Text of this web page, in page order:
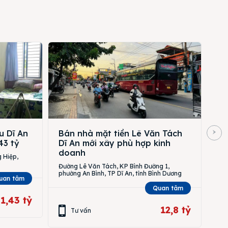
Dĩ An
tỷ
Hiệp,
tâm
1,43 tỷ
Bán nhà mặt tiền Lê Văn Tách
Dĩ An mới xây phù hợp kinh
doanh
Đường Lê Văn Tách, KP Bình Đường 1,
phường An Bình, TP Dĩ An, tỉnh Bình Dương
Quan tâm
Tư vấn 12,8 tỷ